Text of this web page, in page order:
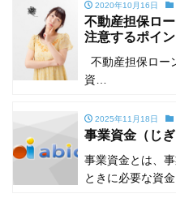
2020年10月16日
不動産担保ロ
注意するポイ
不動産担保ロー
資…
2025年11月18日
事業資金（じぎ
事業資金とは、
ときに必要な資金